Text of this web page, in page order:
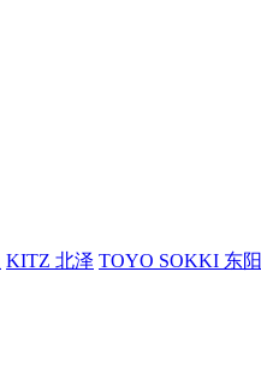
KITZ 北泽 TOYO SOKKI 东阳